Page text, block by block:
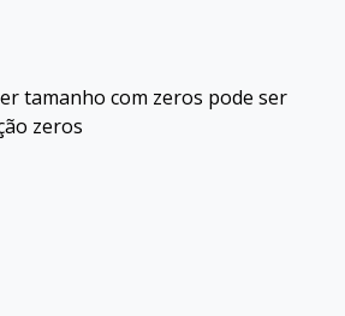
tamanho com zeros pode ser
zeros